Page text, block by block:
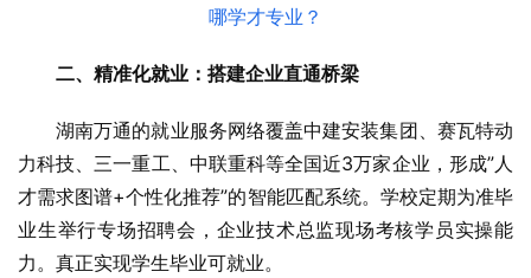
二、精准化就业：搭建企业直通桥梁
湖南万通的就业服务网络覆盖中建安装集团、赛瓦特动
力科技、三一重工、中联重科等全国近3万家企业，形成”人
才需求图谱+个性化推荐”的智能匹配系统。学校定期为准毕
业生举行专场招聘会，企业技术总监现场考核学员实操能
力。真正实现学生毕业可就业。